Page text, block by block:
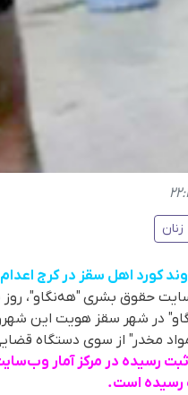
زنان
اهل سقز در کرج اعدام شد و با
از سوی دستگاه قضایی رژیم بە اعدام
رسیدە است.